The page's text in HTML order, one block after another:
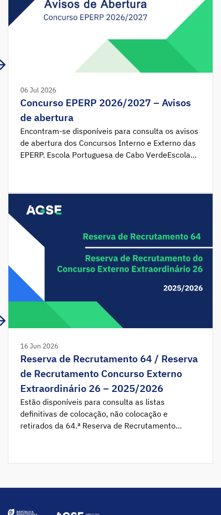
06 Jul 2026
Concurso EPERP 2026/2027 – Avisos
de abertura
Encontram-se disponíveis para consulta os avisos
de abertura dos Concursos Interno e Externo das
EPERP. Escola Portuguesa de Cabo VerdeEscola
Portuguesa de São Tomé e Príncipe
16 Jun 2026
Reserva de Recrutamento 64 / Reserva
de Recrutamento Concurso Externo
Extraordinário 26 – 2025/2026
Estão disponíveis para consulta as listas
definitivas de colocação, não colocação e
retirados da 64.ª Reserva de Recrutamento
do Concurso Externo Extraordinário 2025/2026.